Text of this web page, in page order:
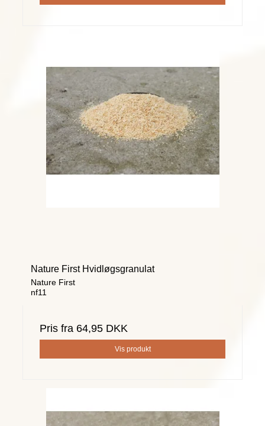
Nature First Hvidløgsgranulat
Nature First
nf11
Pris fra 64,95 DKK
Vis produkt